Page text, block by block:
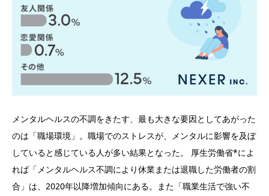
メンタルヘルスの不調をきたす、最も大きな要因としてあがった
のは「職場環境」。職場でのストレスが、メンタルに影響を及ぼ
していると感じている人が多い結果となった。 厚生労働省*によ
れば「メンタルヘルス不調により休業または退職した労働者の割
合」は、2020年以降増加傾向にある。また「職業生活で強い不